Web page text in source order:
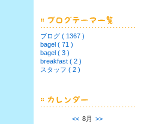
ブログ ( 1367 )
bagel ( 71 )
bagel ( 3 )
breakfast ( 2 )
スタッフ ( 2 )
<< 8月 >>